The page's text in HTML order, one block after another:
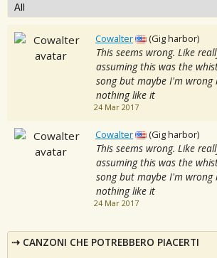
Cowalter (Gig harbor)
This seems wrong. Like
assuming this was the
song but maybe I'm wrong
nothing like it
24 Mar 2017
Cowalter (Gig harbor)
This seems wrong. Like
assuming this was the
song but maybe I'm wrong
nothing like it
24 Mar 2017
CANZONI CHE POTREBBERO PIACERTI